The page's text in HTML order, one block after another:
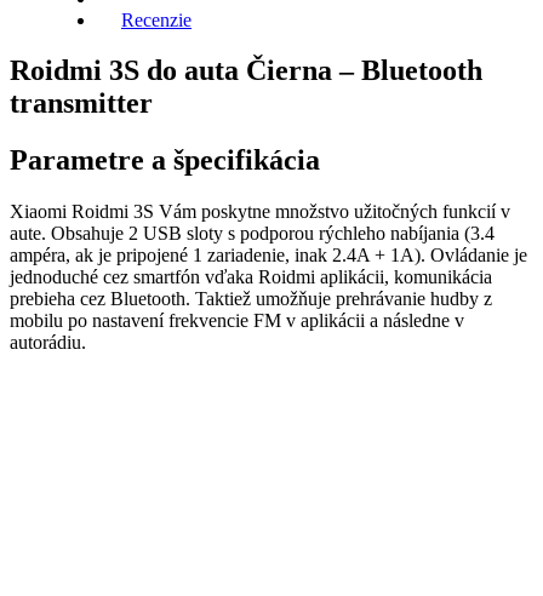
Recenzie
Roidmi 3S do auta Čierna – Bluetooth
transmitter
Parametre a špecifikácia
Xiaomi Roidmi 3S Vám poskytne množstvo užitočných funkcií v
aute. Obsahuje 2 USB sloty s podporou rýchleho nabíjania (3.4
ampéra, ak je pripojené 1 zariadenie, inak 2.4A + 1A). Ovládanie je
jednoduché cez smartfón vďaka Roidmi aplikácii, komunikácia
prebieha cez Bluetooth. Taktiež umožňuje prehrávanie hudby z
mobilu po nastavení frekvencie FM v aplikácii a následne v
autorádiu.